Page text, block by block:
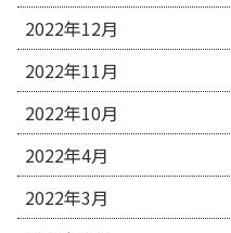
2022年12月
2022年11月
2022年10月
2022年4月
2022年3月